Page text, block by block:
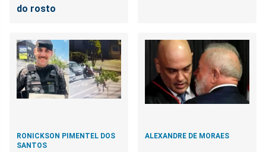
do rosto
RONICKSON PIMENTEL DOS
SANTOS
ALEXANDRE DE MORAES